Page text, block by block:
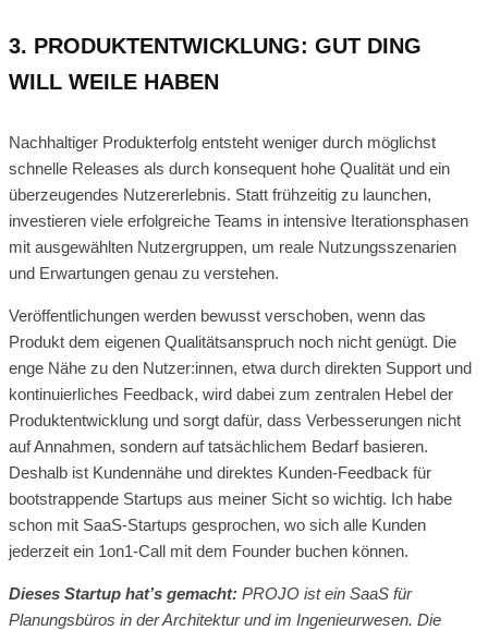
3. PRODUKTENTWICKLUNG: GUT DING
WILL WEILE HABEN
Nachhaltiger Produkterfolg entsteht weniger durch möglichst
schnelle Releases als durch konsequent hohe Qualität und ein
überzeugendes Nutzererlebnis. Statt frühzeitig zu launchen,
investieren viele erfolgreiche Teams in intensive Iterationsphasen
mit ausgewählten Nutzergruppen, um reale Nutzungsszenarien
und Erwartungen genau zu verstehen.
Veröffentlichungen werden bewusst verschoben, wenn das
Produkt dem eigenen Qualitätsanspruch noch nicht genügt. Die
enge Nähe zu den Nutzer:innen, etwa durch direkten Support und
kontinuierliches Feedback, wird dabei zum zentralen Hebel der
Produktentwicklung und sorgt dafür, dass Verbesserungen nicht
auf Annahmen, sondern auf tatsächlichem Bedarf basieren.
Deshalb ist Kundennähe und direktes Kunden-Feedback für
bootstrappende Startups aus meiner Sicht so wichtig. Ich habe
schon mit SaaS-Startups gesprochen, wo sich alle Kunden
jederzeit ein 1on1-Call mit dem Founder buchen können.
Dieses Startup hat’s gemacht: PROJO ist ein SaaS für
Planungsbüros in der Architektur und im Ingenieurwesen. Die